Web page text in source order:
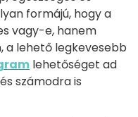
formájú, hogy a
vagy-e, hanem
a lehető legkevesebb
lehetőséget ad
számodra is